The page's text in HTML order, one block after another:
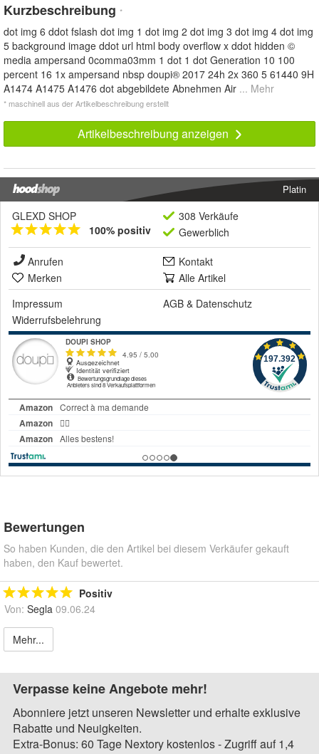
Kurzbeschreibung *
dot img 6 ddot fslash dot img 1 dot img 2 dot img 3 dot img 4 dot img
5 background image ddot url html body overflow x ddot hidden ©
media ampersand 0comma03mm 1 dot 1 dot Generation 10 100
percent 16 1x ampersand nbsp doupi® 2017 24h 2x 360 5 61440 9H
A1474 A1475 A1476 dot abgebildete Abnehmen Air ... Mehr
* maschinell aus der Artikelbeschreibung erstellt
Artikelbeschreibung anzeigen
Platin
GLEXD SHOP
100% positiv
308 Verkäufe
Gewerblich
Anrufen
Kontakt
Merken
Alle Artikel
Impressum
AGB & Datenschutz
Widerrufsbelehrung
Bewertungen
So haben Kunden, die den Artikel bei diesem Verkäufer gekauft
haben, den Kauf bewertet.
Positiv
Von: Segla 09.06.24
Mehr...
Verpasse keine Angebote mehr!
Abonniere jetzt unseren Newsletter und erhalte exklusive
Rabatte und Neuigkeiten.
Extra-Bonus: 60 Tage Nextory kostenlos - Zugriff auf 1,4